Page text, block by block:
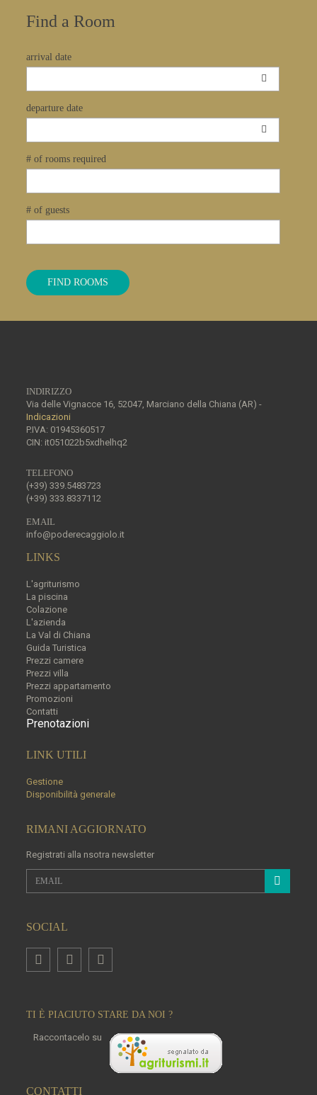
Find a Room
arrival date
departure date
# of rooms required
# of guests
FIND ROOMS
INDIRIZZO
Via delle Vignacce 16, 52047, Marciano della Chiana (AR) -
Indicazioni
P.IVA: 01945360517
CIN: it051022b5xdhelhq2
TELEFONO
(+39) 339.5483723
(+39) 333.8337112
EMAIL
info@poderecaggiolo.it
LINKS
L'agriturismo
La piscina
Colazione
L'azienda
La Val di Chiana
Guida Turistica
Prezzi camere
Prezzi villa
Prezzi appartamento
Promozioni
Contatti
Prenotazioni
LINK UTILI
Gestione
Disponibilità generale
RIMANI AGGIORNATO
Registrati alla nsotra newsletter
SOCIAL
TI È PIACIUTO STARE DA NOI ?
Raccontacelo su
CONTATTI